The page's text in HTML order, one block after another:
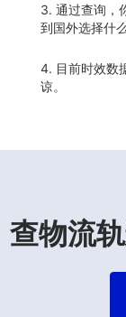
3. 通过查询，
到国外选择什
4. 目前时效数
谅。
查物流